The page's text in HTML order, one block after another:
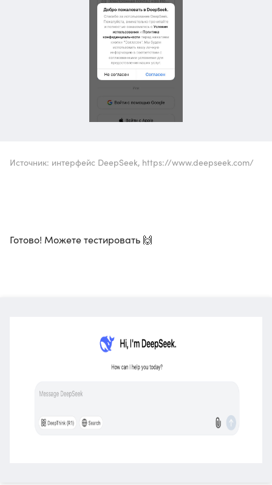
Источник: интерфейс DeepSeek, https://www.deepseek.com/
Готово! Можете тестировать 🙌